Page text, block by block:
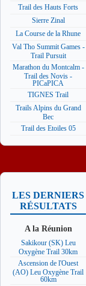
Trail des Hauts Forts
Sierre Zinal
La Course de la Rhune
Val Tho Summit Games -
Trail Pursuit
Marathon du Montcalm -
Trail des Novis -
PICaPICA
TIGNES Trail
Trails Alpins du Grand
Bec
Trail des Etoiles 05
LES DERNIERS
RÉSULTATS
A la Réunion
Sakikour (SK) Leu
Oxygène Trail 30km
Ascension de l'Ouest
(AO) Leu Oxygène Trail
60km